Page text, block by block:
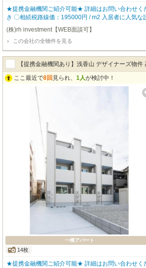
★提携金融機関ご紹介可能★ 詳細はお問い合わせください！！
き 〇相続税路線価：195000円 / m2 入居者に人気な設備を数多く設置している
ので、入居率も高く どなたにも気に入って頂ける物
物件仕様▼ ☆全室IoT完備の利便性が高いアパート
ロック ・窓に取り付ける防犯センサー ・あらゆる家
リモコン ・バストイレ別 ・追い炊き機能 ・独立洗
ターホン 【robothomeグループ】 ・東証上場企業グループ会社 ・仕入、設
計、施工、販売、管理、ワンストップ ・金融機関の
(株)rh investment【WEB面談可】
この会社の全物件を見る
【提携金融機関あり】浅香山 デザイナーズ物件
ここ最近で8回 見られ、 1人が検討中！
一棟アパート
14枚
★提携金融機関ご紹介可能★ 詳細はお問い合わせください！！